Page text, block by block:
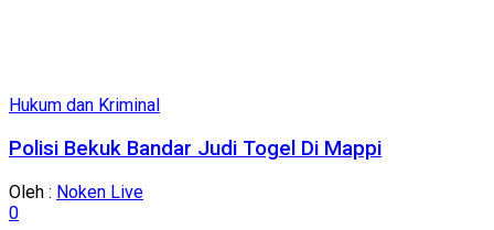
Hukum dan Kriminal
Polisi Bekuk Bandar Judi Togel Di Mappi
Oleh : Noken Live
0